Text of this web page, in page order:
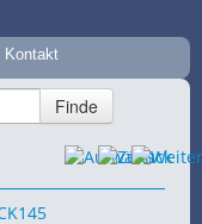
Kontakt